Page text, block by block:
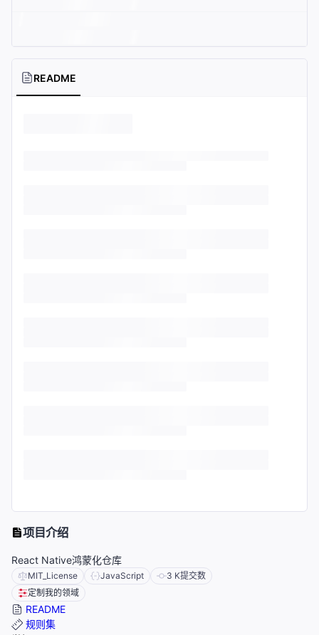
README
项目介绍
React Native鸿蒙化仓库
MIT_License JavaScript 3 K提交数
定制我的领域
README
规则集